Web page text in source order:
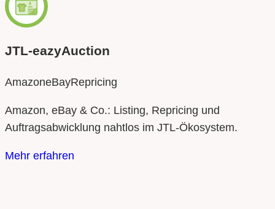
JTL‑eazyAuction
AmazoneBayRepricing
Amazon, eBay & Co.: Listing, Repricing und
Auftragsabwicklung nahtlos im JTL‑Ökosystem.
Mehr erfahren